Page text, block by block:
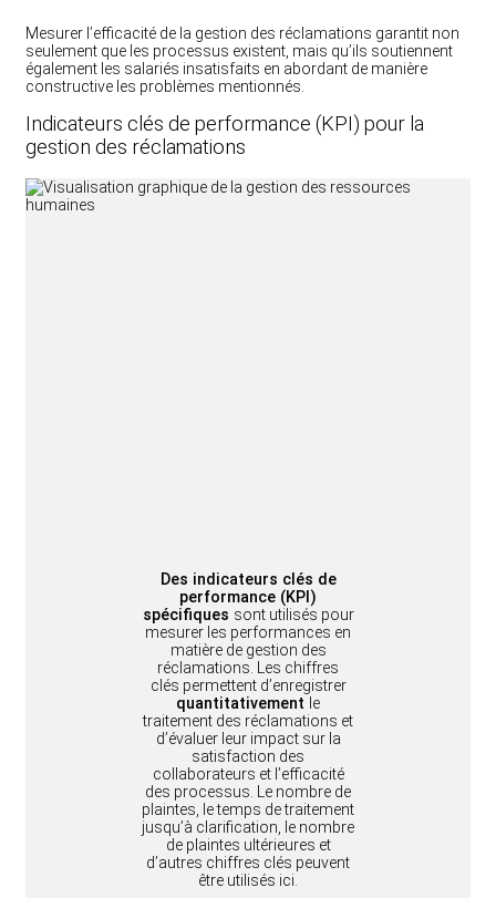
Mesurer l’efficacité de la gestion des réclamations garantit non
seulement que les processus existent, mais qu’ils soutiennent
également les salariés insatisfaits en abordant de manière
constructive les problèmes mentionnés.
Indicateurs clés de performance (KPI) pour la
gestion des réclamations
Des indicateurs clés de
performance (KPI)
spécifiques sont utilisés pour
mesurer les performances en
matière de gestion des
réclamations. Les chiffres
clés permettent d’enregistrer
quantitativement le
traitement des réclamations et
d’évaluer leur impact sur la
satisfaction des
collaborateurs et l’efficacité
des processus. Le nombre de
plaintes, le temps de traitement
jusqu’à clarification, le nombre
de plaintes ultérieures et
d’autres chiffres clés peuvent
être utilisés ici.